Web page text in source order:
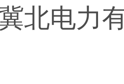
北电力